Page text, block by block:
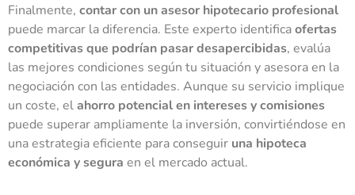
Finalmente, contar con un asesor hipotecario profesional
puede marcar la diferencia. Este experto identificaofertas
competitivas que podrían pasar desapercibidas, evalúa
las mejores condiciones según tu situación y asesora en la
negociación con las entidades. Aunque su servicio implique
un coste, elahorro potencial en intereses y comisiones
puede superar ampliamente la inversión, convirtiéndose en
una estrategia eficiente para conseguir una hipoteca
económica y segura en el mercado actual.